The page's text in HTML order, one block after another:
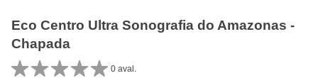
Eco Centro Ultra Sonografia do Amazonas -
Chapada
0 aval.